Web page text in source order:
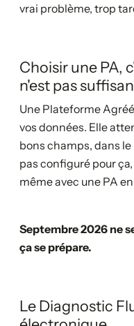
vrai problème, trop
Choisir une PA,
n'est pas
Une Plateforme
vos données. Elle
bons champs, dans
pas configuré pour
même avec une PA
Septembre 2026 ne
ça se prépare.
Le Diagnostic